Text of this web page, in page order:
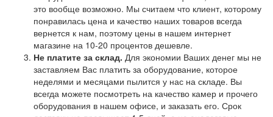
это вообще возможно. Мы считаем что клиент, которому
понравилась цена и качество наших товаров всегда
вернется к нам, поэтому цены в нашем интернет
магазине на 10-20 процентов дешевле.
Не платите за склад. Для экономии Ваших денег мы не
заставляем Вас платить за оборудование, которое
неделями и месяцами пылится у нас на складе. Вы
всегда можете посмотреть на качество камер и прочего
оборудования в нашем офисе, и заказать его. Срок